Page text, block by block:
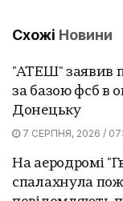
Схожі Новини
"АТЕШ" заявив
за базою фсб в
Донецьку
7 СЕРПНЯ, 2026 /
На аеродромі
спалахнула